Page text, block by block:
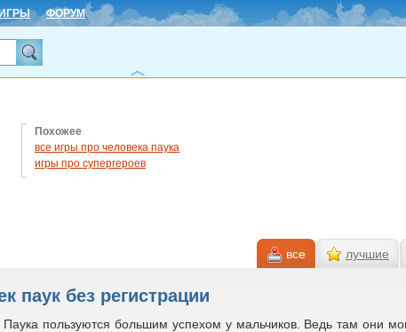
ФОРУМ
Похожее
все игры про человека паука
игры про супергероев
паук без регистрации
Паука пользуются большим успехом у мальчиков. Ведь там они
все лучшие